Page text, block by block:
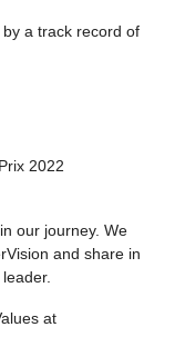
a track record of
2022
our journey. We
and share in
at